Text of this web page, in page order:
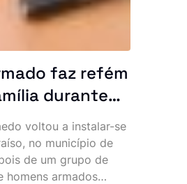
o embaixador
em Angola,
faz refém
durante
no bairro
vê
voltou a instalar-se
no município de
de um grupo de
homens armados